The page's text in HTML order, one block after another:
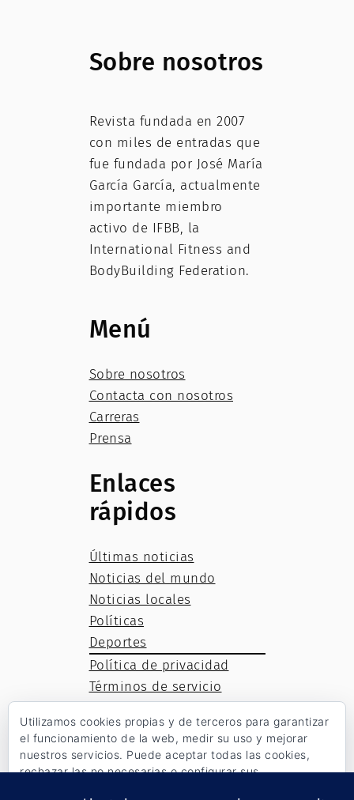
Sobre nosotros
Revista fundada en 2007
con miles de entradas que
fue fundada por José María
García García, actualmente
importante miembro
activo de IFBB, la
International Fitness and
BodyBuilding Federation.
Menú
Sobre nosotros
Contacta con nosotros
Carreras
Prensa
Enlaces
rápidos
Últimas noticias
Noticias del mundo
Noticias locales
Políticas
Deportes
Política de privacidad
Términos de servicio
Utilizamos cookies propias y de terceros para garantizar
el funcionamiento de la web, medir su uso y mejorar
nuestros servicios. Puede aceptar todas las cookies,
rechazar las no necesarias o configurar sus